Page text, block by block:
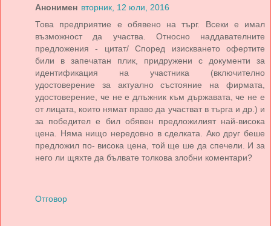
Анонимен вторник, 12 юли, 2016
Това предприятие е обявено на търг. Всеки е имал
възможност да участва. Относно наддавателните
предложения - цитат/ Според изискването офертите
били в запечатан плик, придружени с документи за
идентификация на участника (включително
удостоверение за актуално състояние на фирмата,
удостоверение, че не е длъжник към държавата, че не е
от лицата, които нямат право да участват в търга и др.) и
за победител е бил обявен предложилият най-висока
цена. Няма нищо нередовно в сделката. Ако друг беше
предложил по- висока цена, той ще ше да спечели. И за
него ли щяхте да бълвате толкова злобни коментари?
Отговор